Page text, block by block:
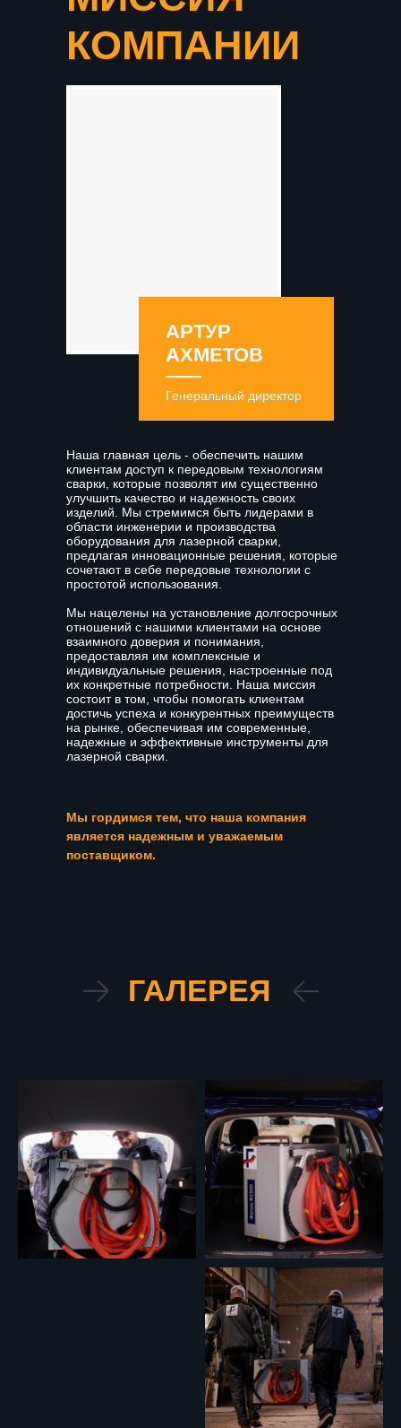
КОМПАНИИ
Наша главная цель - обеспечить нашим
клиентам доступ к передовым технологиям
сварки, которые позволят им существенно
улучшить качество и надежность своих
изделий. Мы стремимся быть лидерами в
области инженерии и производства
оборудования для лазерной сварки,
предлагая инновационные решения, которые
сочетают в себе передовые технологии с
простотой использования.
Мы нацелены на установление долгосрочных
отношений с нашими клиентами на основе
взаимного доверия и понимания,
предоставляя им комплексные и
индивидуальные решения, настроенные под
их конкретные потребности. Наша миссия
состоит в том, чтобы помогать клиентам
достичь успеха и конкурентных преимуществ
на рынке, обеспечивая им современные,
надежные и эффективные инструменты для
лазерной сварки.
Генеральный директор
АРТУР
АХМЕТОВ
Мы гордимся тем, что наша компания
является надежным и уважаемым
поставщиком.
ГАЛЕРЕЯ